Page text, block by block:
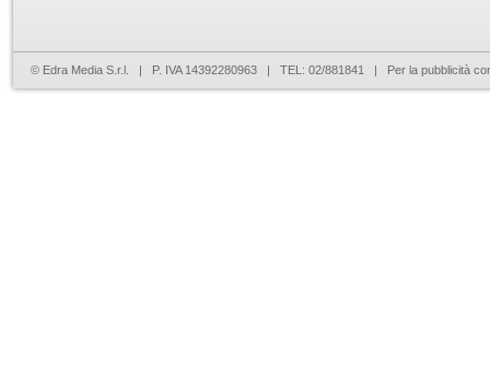
© Edra Media S.r.l. | P. IVA 14392280963 | TEL: 02/881841 | Per la pubblicità